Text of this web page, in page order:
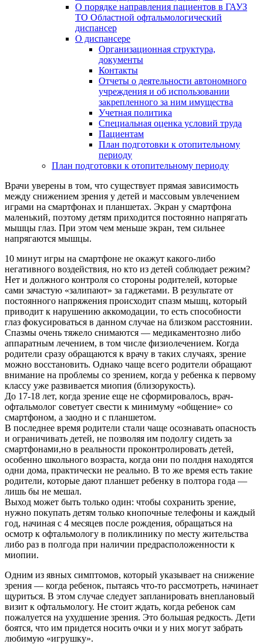
О порядке направления пациентов в ГАУЗ
ТО Областной офтальмологический
диспансер
О диспансере
Организационная структура,
документы
Контакты
Отчеты о деятельности автономного
учреждения и об использовании
закрепленного за ним имущества
Учетная политика
Специальная оценка условий труда
Пациентам
План подготовки к отопительному
периоду
План подготовки к отопительному периоду
Врачи уверены в том, что существует прямая зависимость
между снижением зрения у детей и массовым увлечением
играми на смартфонах и планшетах. Экран у смартфона
маленький, поэтому детям приходится постоянно напрягать
мышцы глаз. При этом чем меньше экран, тем сильнее
напрягаются мышцы.
10 минут игры на смартфоне не окажут какого-либо
негативного воздействия, но кто из детей соблюдает режим?
Нет и должного контроля со стороны родителей, которые
сами зачастую «залипают» за гаджетами. В результате от
постоянного напряжения происходит спазм мышц, который
приводит к нарушению аккомодации, то есть способности
глаз фокусироваться в данном случае на близком расстоянии.
Спазмы очень тяжело снимаются — медикаментозно либо
аппаратным лечением, в том числе физиолечением. Когда
родители сразу обращаются к врачу в таких случаях, зрение
можно восстановить. Однако чаще всего родители обращают
внимание на проблемы со зрением, когда у ребенка к первому
классу уже развивается миопия (близорукость).
До 17-18 лет, когда зрение еще не сформировалось, врач-
офтальмолог советует свести к минимуму «общение» со
смартфоном, а заодно и с планшетом.
В последнее время родители стали чаще осознавать опасность
и ограничивать детей, не позволяя им подолгу сидеть за
смартфонами,но в реальности проконтролировать детей,
особенно школьного возраста, когда они по полдня находятся
одни дома, практически не реально. В то же время есть такие
родители, которые дают планшет ребенку в полтора года —
лишь бы не мешал.
Выход может быть только один: чтобы сохранить зрение,
нужно покупать детям только кнопочные телефоны и каждый
год, начиная с 4 месяцев после рождения, обращаться на
осмотр к офтальмологу в поликлинику по месту жительства
либо раз в полгода при наличии предрасположенности к
миопии.
Одним из явных симптомов, который указывает на снижение
зрения — когда ребенок, пытаясь что-то рассмотреть, начинает
щуриться. В этом случае следует запланировать внеплановый
визит к офтальмологу. Не стоит ждать, когда ребенок сам
пожалуется на ухудшение зрения. Это большая редкость. Дети
боятся, что им придется носить очки и у них могут забрать
любимую «игрушку».